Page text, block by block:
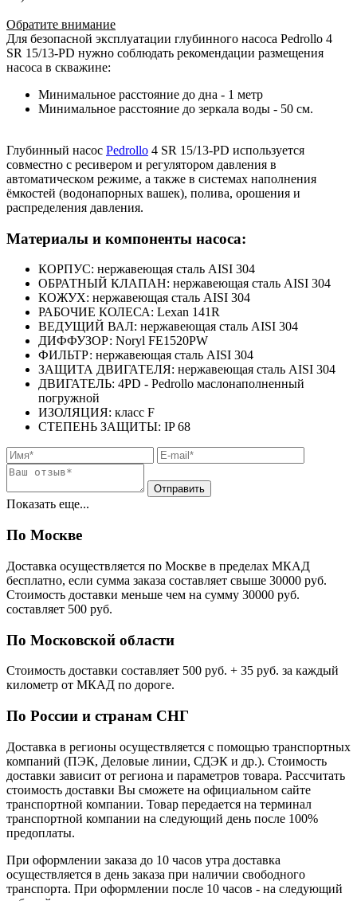
Обратите внимание
Для безопасной эксплуатации глубинного насоса Pedrollo 4
SR 15/13-PD нужно соблюдать рекомендации размещения
насоса в скважине:
Минимальное расстояние до дна - 1 метр
Минимальное расстояние до зеркала воды - 50 см.
Глубинный насос Pedrollo 4 SR 15/13-PD используется
совместно с ресивером и регулятором давления в
автоматическом режиме, а также в системах наполнения
ёмкостей (водонапорных вашек), полива, орошения и
распределения давления.
Материалы и компоненты насоса:
КОРПУС: нержавеющая сталь AISI 304
ОБРАТНЫЙ КЛАПАН: нержавеющая сталь AISI 304
КОЖУХ: нержавеющая сталь AISI 304
РАБОЧИЕ КОЛЕСА: Lexan 141R
ВЕДУЩИЙ ВАЛ: нержавеющая сталь AISI 304
ДИФФУЗОР: Noryl FE1520PW
ФИЛЬТР: нержавеющая сталь AISI 304
ЗАЩИТА ДВИГАТЕЛЯ: нержавеющая сталь AISI 304
ДВИГАТЕЛЬ: 4PD - Pedrollo маслонаполненный
погружной
ИЗОЛЯЦИЯ: класс F
СТЕПЕНЬ ЗАЩИТЫ: IP 68
Показать еще...
По Москве
Доставка осуществляется по Москве в пределах МКАД
бесплатно, если сумма заказа составляет свыше 30000 руб.
Стоимость доставки меньше чем на сумму 30000 руб.
cоставляет 500 руб.
По Московской области
Стоимость доставки cоставляет 500 руб. + 35 руб. за каждый
километр от МКАД по дороге.
По России и странам СНГ
Доставка в регионы осуществляется с помощью транспортных
компаний (ПЭК, Деловые линии, СДЭК и др.). Стоимость
доставки зависит от региона и параметров товара. Рассчитать
стоимость доставки Вы сможете на официальном сайте
транспортной компании. Товар передается на терминал
транспортной компании на следующий день после 100%
предоплаты.
При оформлении заказа до 10 часов утра доставка
осуществляется в день заказа при наличии свободного
транспорта. При оформлении после 10 часов - на следующий